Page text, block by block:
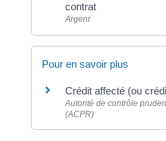
contrat
Argent
Pour en savoir plus
Crédit affecté (ou
Autorité de contrôle
(ACPR)